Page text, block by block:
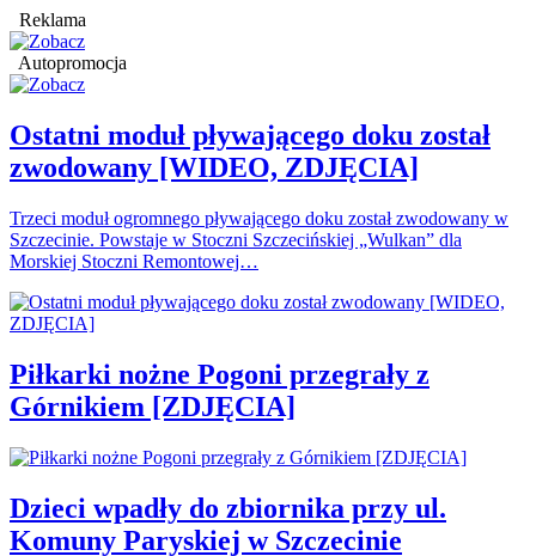
Reklama
Autopromocja
Ostatni moduł pływającego doku został
zwodowany [WIDEO, ZDJĘCIA]
Trzeci moduł ogromnego pływającego doku został zwodowany w
Szczecinie. Powstaje w Stoczni Szczecińskiej „Wulkan” dla
Morskiej Stoczni Remontowej…
Piłkarki nożne Pogoni przegrały z
Górnikiem [ZDJĘCIA]
Dzieci wpadły do zbiornika przy ul.
Komuny Paryskiej w Szczecinie